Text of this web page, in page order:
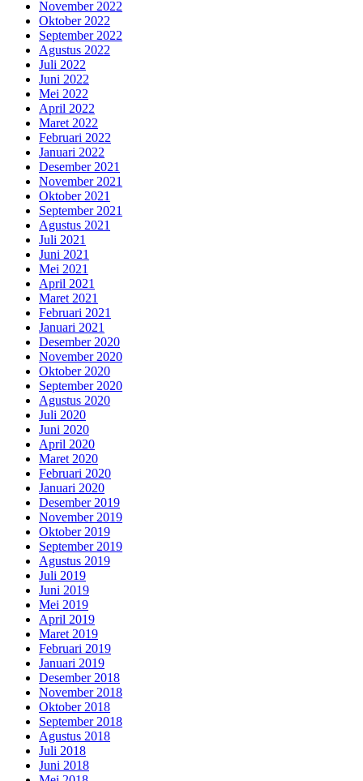
November 2022
Oktober 2022
September 2022
Agustus 2022
Juli 2022
Juni 2022
Mei 2022
April 2022
Maret 2022
Februari 2022
Januari 2022
Desember 2021
November 2021
Oktober 2021
September 2021
Agustus 2021
Juli 2021
Juni 2021
Mei 2021
April 2021
Maret 2021
Februari 2021
Januari 2021
Desember 2020
November 2020
Oktober 2020
September 2020
Agustus 2020
Juli 2020
Juni 2020
April 2020
Maret 2020
Februari 2020
Januari 2020
Desember 2019
November 2019
Oktober 2019
September 2019
Agustus 2019
Juli 2019
Juni 2019
Mei 2019
April 2019
Maret 2019
Februari 2019
Januari 2019
Desember 2018
November 2018
Oktober 2018
September 2018
Agustus 2018
Juli 2018
Juni 2018